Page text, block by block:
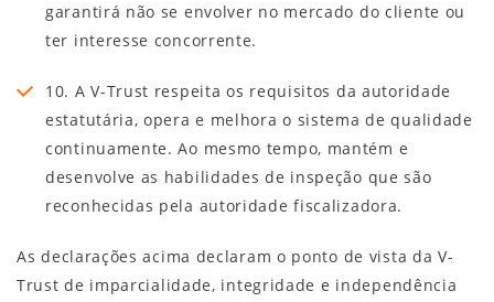
garantirá não se envolver no mercado do cliente ou
ter interesse concorrente.
10. A V-Trust respeita os requisitos da autoridade
estatutária, opera e melhora o sistema de qualidade
continuamente. Ao mesmo tempo, mantém e
desenvolve as habilidades de inspeção que são
reconhecidas pela autoridade fiscalizadora.
As declarações acima declaram o ponto de vista da V-
Trust de imparcialidade, integridade e independência